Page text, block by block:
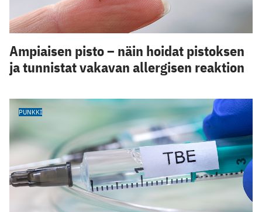
Ampiaisen pisto – näin hoidat pistoksen
ja tunnistat vakavan allergisen reaktion
PUNKKI